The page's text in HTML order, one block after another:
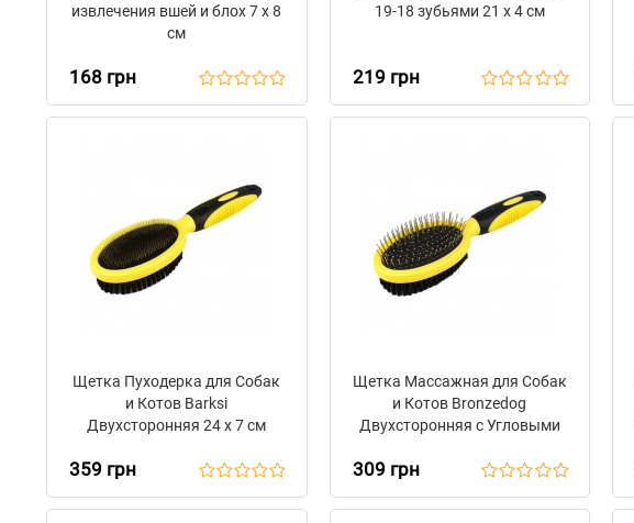
извлечения вшей и блох 7 х 8
см
168 грн
19-18 зубьями 21 х 4 см
219 грн
Щетка Пуходерка для Собак
и Котов Barksi
Двухсторонняя 24 х 7 см
359 грн
Щетка Массажная для Собак
и Котов Bronzedog
Двухсторонняя с Угловыми
309 грн